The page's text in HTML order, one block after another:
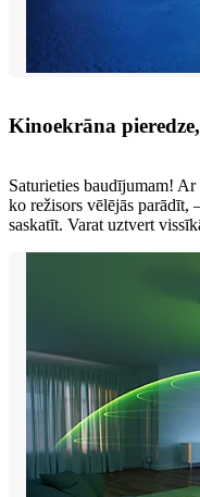
Kinoekrāna
Saturieties baudījumam!
ko režisors vēlējās
saskatīt. Varat uztvert